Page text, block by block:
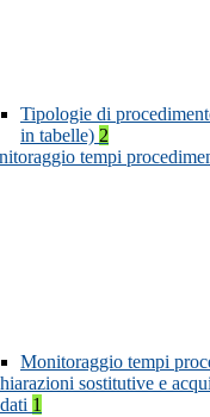
Tipologie di
in tabelle) 2
tempi
Monitoraggio tempi
sostitutive e
1